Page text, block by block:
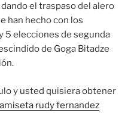
el traspaso del alero
han hecho con los
5 elecciones de segunda
de Goga Bitadze
y usted quisiera obtener
rudy fernandez